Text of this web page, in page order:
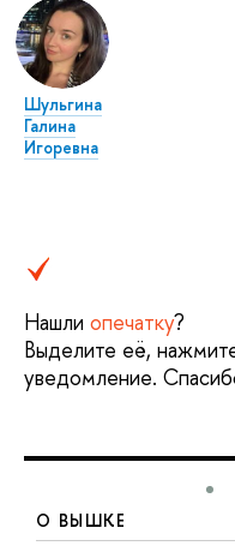
Шульгина
Галина
Игоревна
Нашли опечатку?
Выделите её,
уведомление.
О ВЫШКЕ